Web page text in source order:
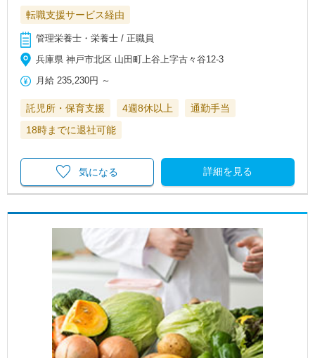
転職支援サービス経由
管理栄養士・栄養士 / 正職員
兵庫県 神戸市北区 山田町上谷上字古々谷12-3
月給 235,230円 ～
託児所・保育支援 4週8休以上
通勤手当
18時までに退社可能
詳細を見る
気になる